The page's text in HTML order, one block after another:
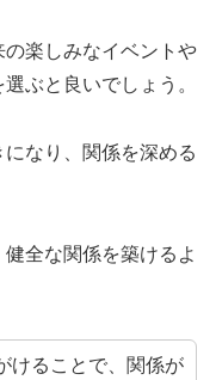
楽しみなイベントや
ぶと良いでしょう。
なり、関係を深める
全な関係を築けるよ
けることで、関係が